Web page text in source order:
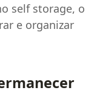
self storage, o
e organizar